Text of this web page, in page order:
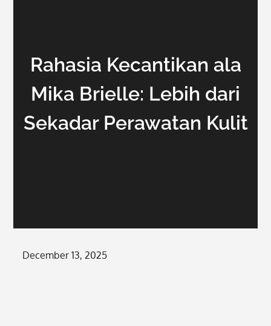
Rahasia Kecantikan ala
Mika Brielle: Lebih dari
Sekadar Perawatan Kulit
Posted
December 13, 2025